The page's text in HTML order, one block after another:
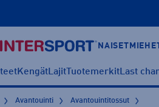
NAISET
KengätLajitTuotemerkitLast
Avantouinti Avantouintitossut